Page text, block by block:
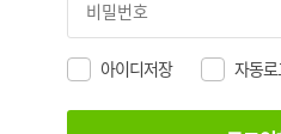
아이디저장 자동로